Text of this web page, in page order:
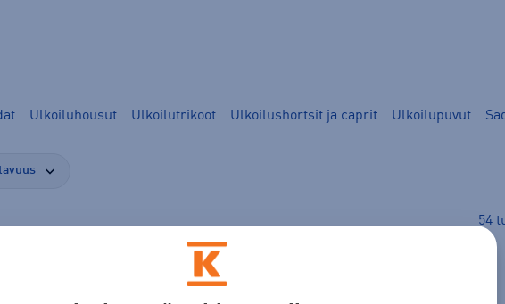
Ulkoiluhousut Ulkoilutrikoot Ulkoilushortsit ja caprit Ulkoilupuvut
54